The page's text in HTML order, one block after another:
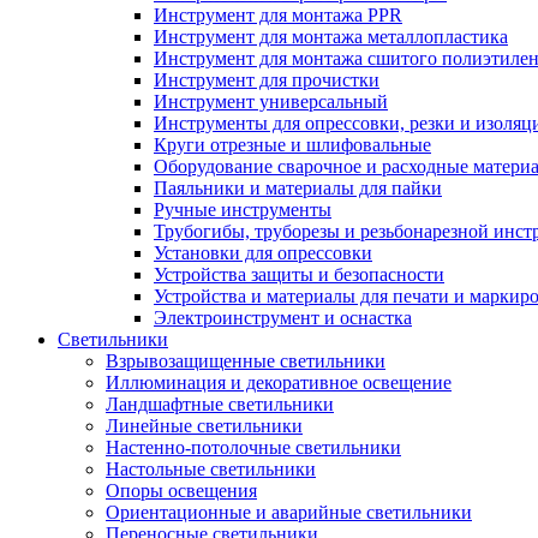
Инструмент для монтажа PPR
Инструмент для монтажа металлопластика
Инструмент для монтажа сшитого
Инструмент для прочистки
Инструмент универсальный
Инструменты для опрессовки, резки и
Круги отрезные и шлифовальные
Оборудование сварочное и расходные
Паяльники и материалы для пайки
Ручные инструменты
Трубогибы, труборезы и резьбонарезной
Установки для опрессовки
Устройства защиты и безопасности
Устройства и материалы для печати и
Электроинструмент и оснастка
Светильники
Взрывозащищенные светильники
Иллюминация и декоративное освещение
Ландшафтные светильники
Линейные светильники
Настенно-потолочные светильники
Настольные светильники
Опоры освещения
Ориентационные и аварийные светильники
Переносные светильники